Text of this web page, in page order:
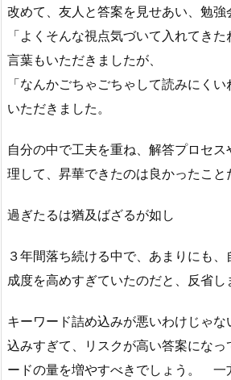
改めて、友人と答案を見せあい、勉強
「よくそんな視点気づいて入れて
言葉もいただきましたが、
「なんかごちゃごちゃして読みにく
いただきました。
自分の中で工夫を重ね、解答プロセ
理して、昇華できたのは良かったこと
過ぎたるは猶及ばざるが如し
３年間落ち続ける中で、あまりにも
成度を高めすぎていたのだと、反省し
キーワード詰め込みが悪いわけじゃな
込みすぎて、リスクが高い答案になっ
ードの量を増やすべきでしょう。 一